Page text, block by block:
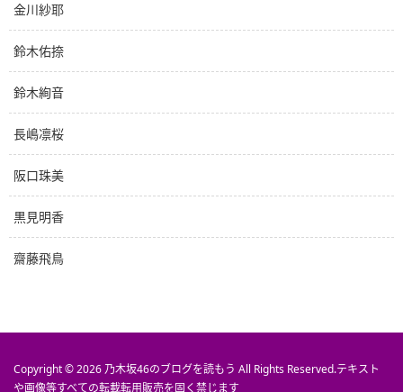
金川紗耶
鈴木佑捺
鈴木絢音
長嶋凛桜
阪口珠美
黒見明香
齋藤飛鳥
Copyright © 2026乃木坂46のブログを読もう All Rights Reserved.テキスト
や画像等すべての転載転用販売を固く禁じます